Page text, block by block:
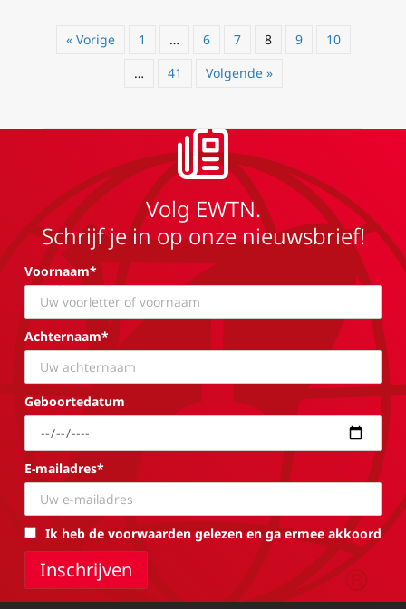
« Vorige 1 … 6 7 8 9
10
…
41 Volgende »
Volg EWTN.
Schrijf je in op onze nieuwsbrief!
Voornaam*
Achternaam*
Geboortedatum
E-mailadres*
Ik heb de voorwaarden gelezen en ga ermee akkoord